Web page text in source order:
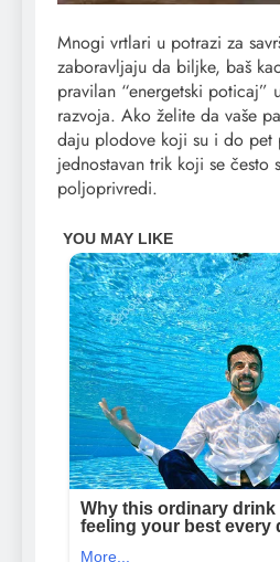
Mnogi vrtlari u potrazi za
zaboravljaju da biljke, baš
pravilan “energetski poticaj”
razvoja. Ako želite da vaše
daju plodove koji su i do
jednostavan trik koji se često
poljoprivredi.